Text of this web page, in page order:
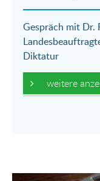
Gespräch mit Dr.
Diktatur
weitere